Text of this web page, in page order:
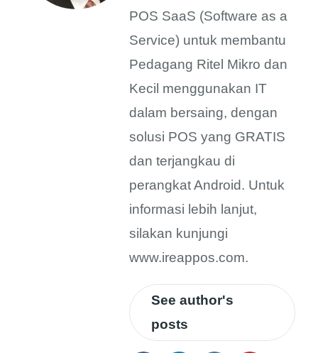
POS SaaS (Software as a
Service) untuk membantu
Pedagang Ritel Mikro dan
Kecil menggunakan IT
dalam bersaing, dengan
solusi POS yang GRATIS
dan terjangkau di
perangkat Android. Untuk
informasi lebih lanjut,
silakan kunjungi
www.ireappos.com.
See author's
posts